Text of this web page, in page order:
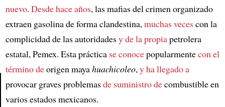
Article
nuevo. Desde hace años, las mafias del crimen organizado
extraen gasolina de forma clandestina,muchas vecescon la
complicidad de las autoridadesy de la propiapetrolera
estatal, Pemex. Esta práctica se conocepopularmentecon el
término deorigen mayahuachicoleo,y ha llegado a
provocar graves problemasde suministro decombustible en
varios estados mexicanos.